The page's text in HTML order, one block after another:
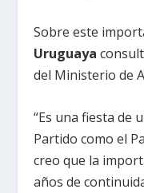
Sobre este
Uruguaya
del Ministerio de
“Es una fiesta de
Partido como el
creo que la
años de